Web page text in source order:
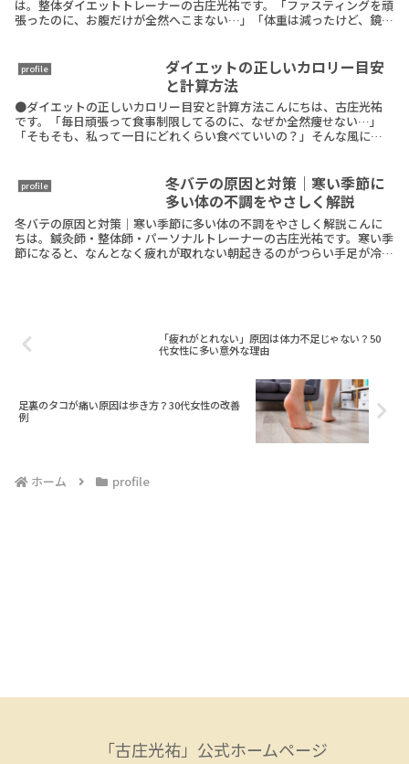
は。整体ダイエットトレーナーの古庄光祐です。「ファスティングを頑
張ったのに、お腹だけが全然へこまない…」「体重は減ったけど、鏡を
profile
ダイエットの正しいカロリー目安
と計算方法
●ダイエットの正しいカロリー目安と計算方法こんにちは、古庄光祐
です。「毎日頑張って食事制限してるのに、なぜか全然痩せない…」
「そもそも、私って一日にどれくらい食べていいの？」そんな風に悩
profile
冬バテの原因と対策｜寒い季節に
多い体の不調をやさしく解説
冬バテの原因と対策｜寒い季節に多い体の不調をやさしく解説こんに
ちは。鍼灸師・整体師・パーソナルトレーナーの古庄光祐です。寒い季
節になると、なんとなく疲れが取れない朝起きるのがつらい手足が冷え
「疲れがとれない」原因は体力不足じゃない？50
代女性に多い意外な理由
足裏のタコが痛い原因は歩き方？30代女性の改善
例
ホーム profile
「古庄光祐」公式ホームページ